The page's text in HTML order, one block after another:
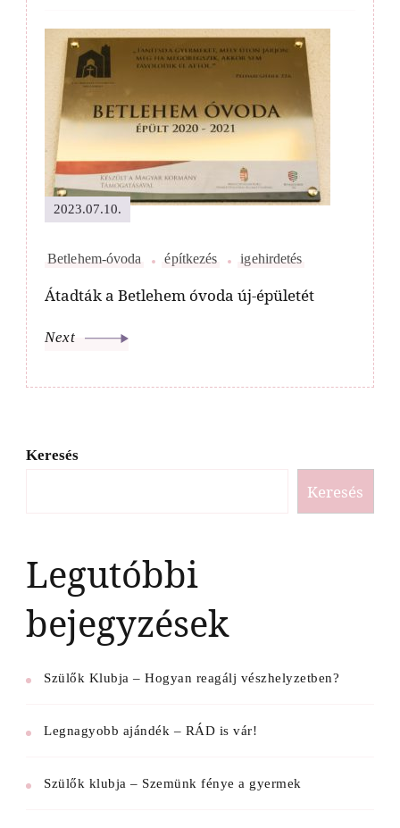
2023.07.10.
Betlehem-óvoda építkezés igehirdetés
Átadták a Betlehem óvoda új-épületét
Next
Keresés
Keresés
Legutóbbi
bejegyzések
Szülők Klubja – Hogyan reagálj vészhelyzetben?
Legnagyobb ajándék – RÁD is vár!
Szülők klubja – Szemünk fénye a gyermek